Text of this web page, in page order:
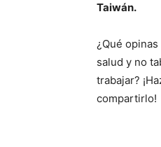
Taiwán.
¿Qué
salud y no
trabajar?
compartirlo!